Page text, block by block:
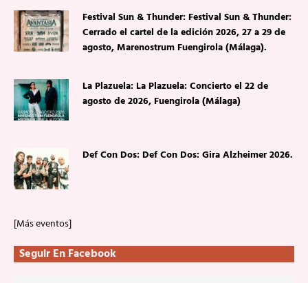
Festival Sun & Thunder: Festival Sun & Thunder:
Cerrado el cartel de la edición 2026, 27 a 29 de
agosto, Marenostrum Fuengirola (Málaga).
La Plazuela: La Plazuela: Concierto el 22 de
agosto de 2026, Fuengirola (Málaga)
Def Con Dos: Def Con Dos: Gira Alzheimer 2026.
[Más eventos]
Seguir En Facebook